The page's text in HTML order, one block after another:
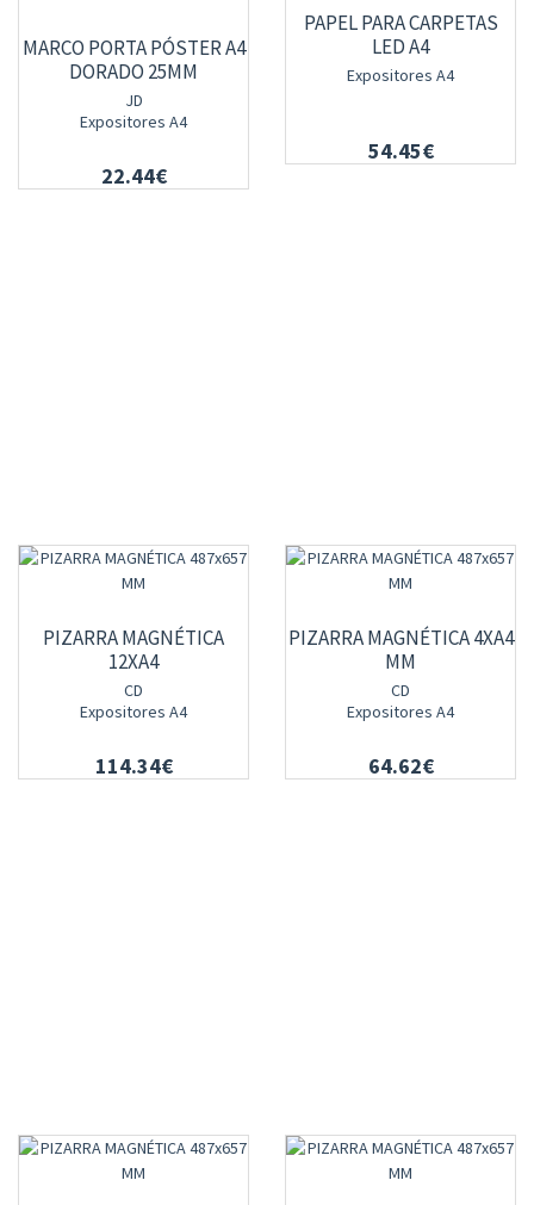
MARCO PORTA PÓSTER A4
DORADO 25MM
JD
Expositores A4
22.44€
PAPEL PARA CARPETAS
LED A4
Expositores A4
54.45€
PIZARRA MAGNÉTICA
12XA4
CD
Expositores A4
114.34€
PIZARRA MAGNÉTICA 4XA4
MM
CD
Expositores A4
64.62€